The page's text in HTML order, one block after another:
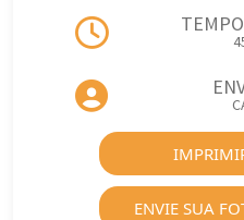
ENVIE SUA